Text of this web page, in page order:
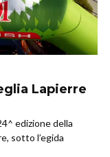
Lapierre
edizione della
sotto l’egida